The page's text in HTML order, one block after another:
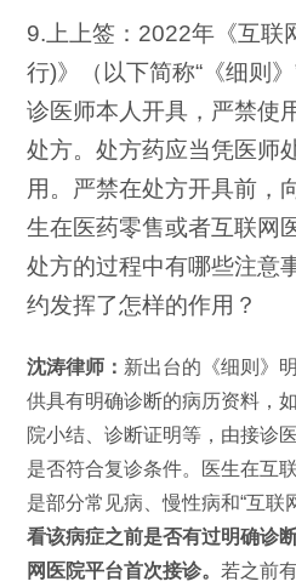
9.上上签：2022年《互联
行)》（以下简称“《细则
诊医师本人开具，严禁使
处方。处方药应当凭医师
用。严禁在处方开具前，
生在医药零售或者互联网
处方的过程中有哪些注意
约发挥了怎样的作用？
沈涛律师： 新出台的《细则》
供具有明确诊断的病历资料，
院小结、诊断证明等，由接诊
是否符合复诊条件。医生在互
是部分常见病、慢性病和“互联
看该病症之前是否有过明确诊
网医院平台首次接诊。 若之前